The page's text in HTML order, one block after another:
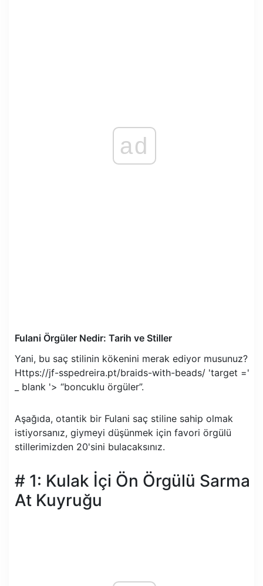
ad
Fulani Örgüler Nedir: Tarih ve Stiller
Yani, bu saç stilinin kökenini merak ediyor musunuz?
Https://jf-sspedreira.pt/braids-with-beads/ 'target ='
_ blank '> “boncuklu örgüler”.
Aşağıda, otantik bir Fulani saç stiline sahip olmak
istiyorsanız, giymeyi düşünmek için favori örgülü
stillerimizden 20'sini bulacaksınız.
# 1: Kulak İçi Ön Örgülü Sarma
At Kuyruğu